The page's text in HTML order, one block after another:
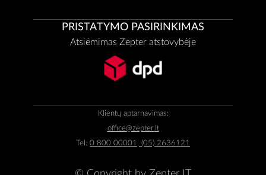
PRISTATYMO PASIRINKIMAS
Atsiėmimas Zepter atstovybėje
Klientų aptarnavimas:
office@zepter.lt
Tel: 0 800 00001, (05) 2636121